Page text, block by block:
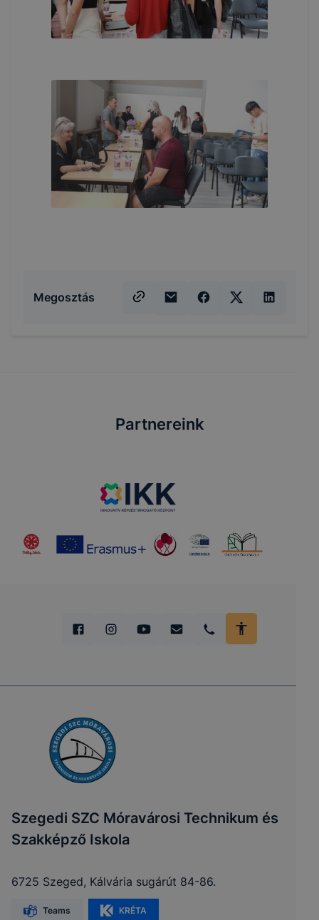
Megosztás
Partnereink
Szegedi SZC Móravárosi Technikum és
Szakképző Iskola
6725 Szeged, Kálvária sugárút 84-86.
Teams KRÉTA